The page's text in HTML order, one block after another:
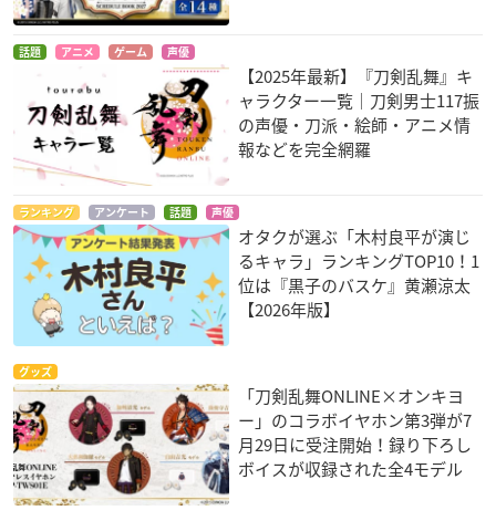
話題 アニメ ゲーム 声優
【2025年最新】『刀剣乱舞』キ
ャラクター一覧｜刀剣男士117振
の声優・刀派・絵師・アニメ情
報などを完全網羅
ランキング アンケート 話題 声優
オタクが選ぶ「木村良平が演じ
るキャラ」ランキングTOP10！1
位は『黒子のバスケ』黄瀬涼太
【2026年版】
グッズ
「刀剣乱舞ONLINE×オンキヨ
ー」のコラボイヤホン第3弾が7
月29日に受注開始！録り下ろし
ボイスが収録された全4モデル